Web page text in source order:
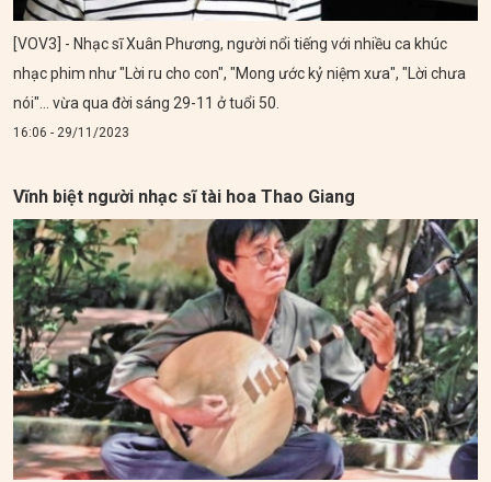
[VOV3] - Nhạc sĩ Xuân Phương, người nổi tiếng với nhiều ca khúc
nhạc phim như "Lời ru cho con", "Mong ước kỷ niệm xưa", "Lời chưa
nói"... vừa qua đời sáng 29-11 ở tuổi 50.
16:06 - 29/11/2023
Vĩnh biệt người nhạc sĩ tài hoa Thao Giang